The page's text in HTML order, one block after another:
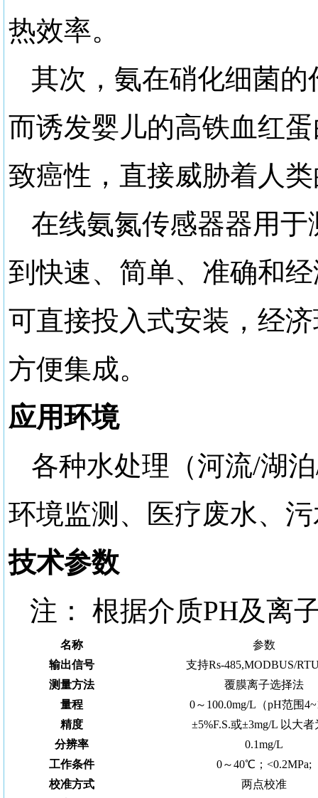
热效率。
其次，氨在硝化细菌
而诱发婴儿的高铁血红
致癌性，直接威胁着人
在线氨氮传感器器用
到快速、简单、准确和
可直接投入式安装，经
方便集成。
应用环境
各种水处理（河流/湖
环境监测、医疗废水、
技术参数
注：
根据介质PH及离
名称
参数
输出信号
支持Rs-485,MODBUS/
测量方法
覆膜离子选择法
量程
0～100.0mg/L（pH范围
精度
±5%F.S.或±3mg/L 以大者
分辨率
0.1mg/L
工作条件
0～40℃；<0.2MPa;
校准方式
两点校准